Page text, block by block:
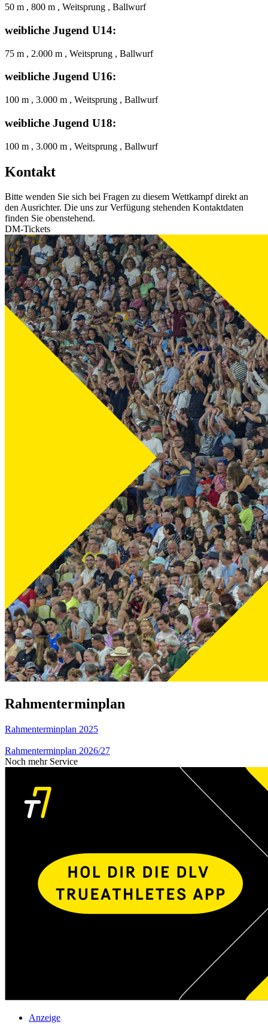
50 m , 800 m , Weitsprung , Ballwurf
weibliche Jugend U14:
75 m , 2.000 m , Weitsprung , Ballwurf
weibliche Jugend U16:
100 m , 3.000 m , Weitsprung , Ballwurf
weibliche Jugend U18:
100 m , 3.000 m , Weitsprung , Ballwurf
Kontakt
Bitte wenden Sie sich bei Fragen zu diesem Wettkampf direkt an
den Ausrichter. Die uns zur Verfügung stehenden Kontaktdaten
finden Sie obenstehend.
DM-Tickets
Rahmenterminplan
Rahmenterminplan 2025
Rahmenterminplan 2026/27
Noch mehr Service
Anzeige